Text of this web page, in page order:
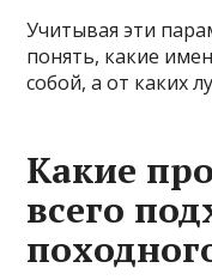
Учитывая эти
понять, какие
собой, а от каких
Какие
всего